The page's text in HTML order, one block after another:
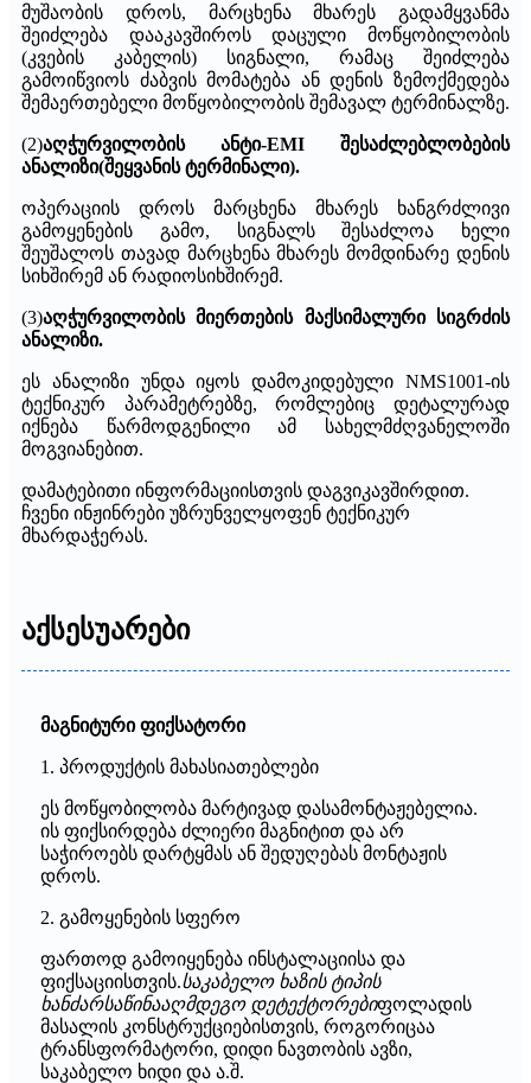
მუშაობის დროს, მარცხენა მხარეს გადამყვანმა
შეიძლება დააკავშიროს დაცული მოწყობილობის
(კვების კაბელის) სიგნალი, რამაც შეიძლება
გამოიწვიოს ძაბვის მომატება ან დენის ზემოქმედება
შემაერთებელი მოწყობილობის შემავალ ტერმინალზე.
(2)აღჭურვილობის ანტი-EMI შესაძლებლობების
ანალიზი(შეყვანის ტერმინალი).
ოპერაციის დროს მარცხენა მხარეს ხანგრძლივი
გამოყენების გამო, სიგნალს შესაძლოა ხელი
შეუშალოს თავად მარცხენა მხარეს მომდინარე დენის
სიხშირემ ან რადიოსიხშირემ.
(3)აღჭურვილობის მიერთების მაქსიმალური სიგრძის
ანალიზი.
ეს ანალიზი უნდა იყოს დამოკიდებული NMS1001-ის
ტექნიკურ პარამეტრებზე, რომლებიც დეტალურად
იქნება წარმოდგენილი ამ სახელმძღვანელოში
მოგვიანებით.
დამატებითი ინფორმაციისთვის დაგვიკავშირდით.
ჩვენი ინჟინრები უზრუნველყოფენ ტექნიკურ
მხარდაჭერას.
აქსესუარები
მაგნიტური ფიქსატორი
1. პროდუქტის მახასიათებლები
ეს მოწყობილობა მარტივად დასამონტაჟებელია.
ის ფიქსირდება ძლიერი მაგნიტით და არ
საჭიროებს დარტყმას ან შედუღებას მონტაჟის
დროს.
2. გამოყენების სფერო
ფართოდ გამოიყენება ინსტალაციისა და
ფიქსაციისთვის.საკაბელო ხაზის ტიპის
ხანძარსაწინააღმდეგო დეტექტორებიფოლადის
მასალის კონსტრუქციებისთვის, როგორიცაა
ტრანსფორმატორი, დიდი ნავთობის ავზი,
საკაბელო ხიდი და ა.შ.